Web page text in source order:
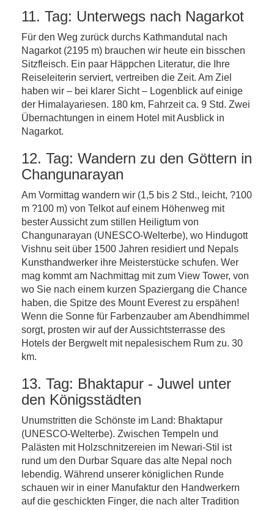
11. Tag: Unterwegs nach Nagarkot
Für den Weg zurück durchs Kathmandutal nach
Nagarkot (2195 m) brauchen wir heute ein bisschen
Sitzfleisch. Ein paar Häppchen Literatur, die Ihre
Reiseleiterin serviert, vertreiben die Zeit. Am Ziel
haben wir – bei klarer Sicht – Logenblick auf einige
der Himalayariesen. 180 km, Fahrzeit ca. 9 Std. Zwei
Übernachtungen in einem Hotel mit Ausblick in
Nagarkot.
12. Tag: Wandern zu den Göttern in
Changunarayan
Am Vormittag wandern wir (1,5 bis 2 Std., leicht, ?100
m ?100 m) von Telkot auf einem Höhenweg mit
bester Aussicht zum stillen Heiligtum von
Changunarayan (UNESCO-Welterbe), wo Hindugott
Vishnu seit über 1500 Jahren residiert und Nepals
Kunsthandwerker ihre Meisterstücke schufen. Wer
mag kommt am Nachmittag mit zum View Tower, von
wo Sie nach einem kurzen Spaziergang die Chance
haben, die Spitze des Mount Everest zu erspähen!
Wenn die Sonne für Farbenzauber am Abendhimmel
sorgt, prosten wir auf der Aussichtsterrasse des
Hotels der Bergwelt mit nepalesischem Rum zu. 30
km.
13. Tag: Bhaktapur - Juwel unter
den Königsstädten
Unumstritten die Schönste im Land: Bhaktapur
(UNESCO-Welterbe). Zwischen Tempeln und
Palästen mit Holzschnitzereien im Newari-Stil ist
rund um den Durbar Square das alte Nepal noch
lebendig. Während unserer königlichen Runde
schauen wir in einer Manufaktur den Handwerkern
auf die geschickten Finger, die nach alter Tradition